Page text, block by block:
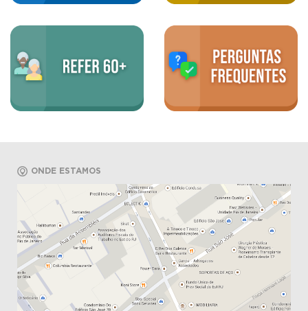
ONDE ESTAMOS